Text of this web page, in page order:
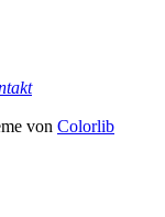
von Colorlib